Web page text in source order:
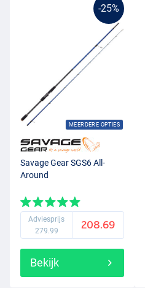
-25%
MEERDERE OPTIES
Savage Gear SGS6 All-
Around
Adviesprijs
279.99
208.69
Bekijk